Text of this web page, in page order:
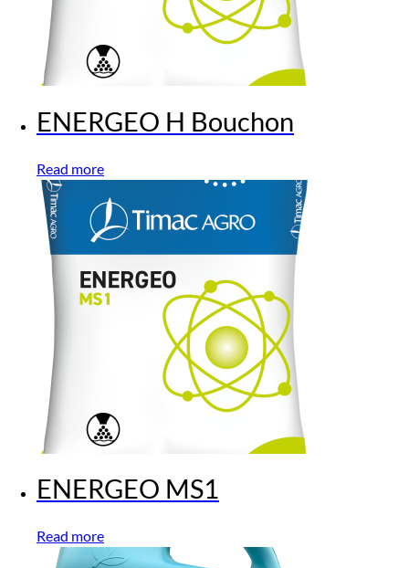
ENERGEO H Bouchon
Read more
ENERGEO MS1
Read more